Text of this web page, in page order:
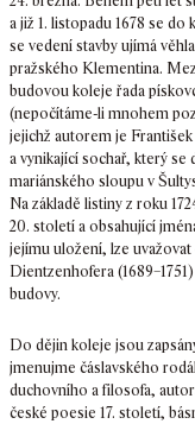
a již 1. listopadu 1678 se
se vedení stavby ujímá
pražského Klementina.
budovou koleje řada
(nepočítáme-li mnohem
jejichž autorem je
a vynikající sochař, který
mariánského sloupu v
Na základě listiny z roku
20. století a obsahující
jejímu uložení, lze
Dientzenhofera
budovy.
Do dějin koleje jsou
jmenujme čáslavského
duchovního a filosofa,
české poesie 17. století,